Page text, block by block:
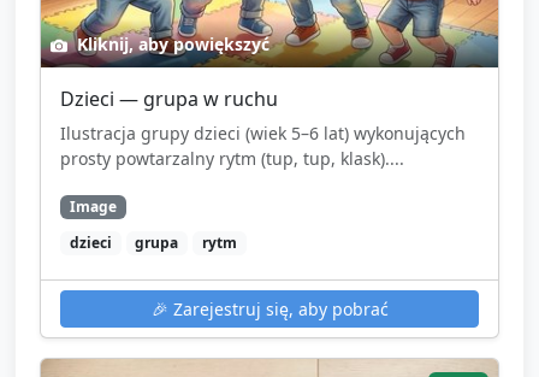
Kliknij, aby powiększyć
Dzieci — grupa w ruchu
Ilustracja grupy dzieci (wiek 5–6 lat) wykonujących
prosty powtarzalny rytm (tup, tup, klask)....
Image
dzieci
grupa rytm
🎉 Zarejestruj się, aby pobrać